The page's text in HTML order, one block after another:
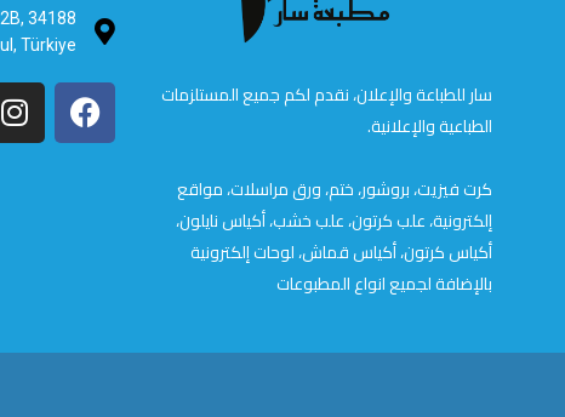
سار للطباعة والإعلان، نقدم لكم جميع المستلزمات
الطباعية والإعلانية.
كرت فيزيت، بروشور، ختم، ورق مراسلات، مواقع
إلكترونية، علب كرتون، علب خشب، أكياس نايلون،
أكياس كرتون، أكياس قماش، لوحات إلكترونية
بالإضافة لجميع انواع المطبوعات
34188
Türkiye